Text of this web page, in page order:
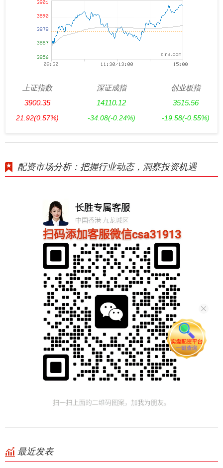
上证指数
3900.35
21.92(0.57%)
深证成指
14110.12
-34.08(-0.24%)
创业板指
3515.56
-19.58(-0.55%)
配资市场分析：把握行业动态，洞察投资机遇
最近发表